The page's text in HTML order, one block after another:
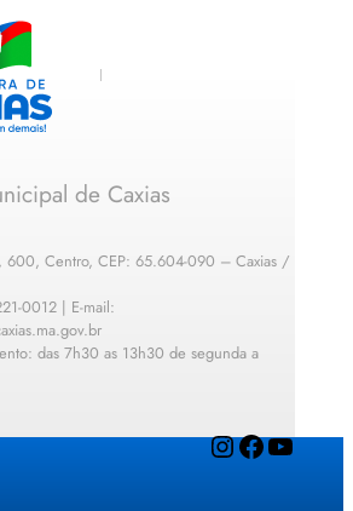
de Caxias
600, Centro, CEP: 65.604-090 – Caxias /
0012 | E-mail:
das 7h30 as 13h30 de segunda a
InstagramFacebook YouTube